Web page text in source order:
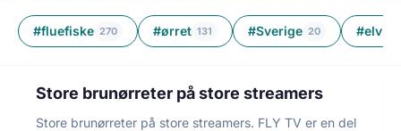
#fluefiske 270 #ørret 131 #Sverige 20 #elv
FLUEFISKE
1 min lesetid
Store brunørreter på store streamers
Store brunørreter på store streamers. FLY TV er en del